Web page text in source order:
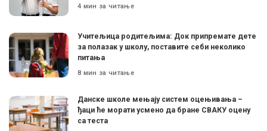
4 мин за читање
Учитељица родитељима: Док припремате дете
за полазак у школу, поставите себи неколико
питања
8 мин за читање
Данске школе мењају систем оцењивања –
ђаци ће морати усмено да бране СВАКУ оцену
са теста